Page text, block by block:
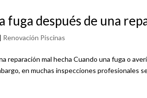
fuga después de una
| Renovación Piscinas
reparación mal hecha Cuando una fuga o
en muchas inspecciones profesionales